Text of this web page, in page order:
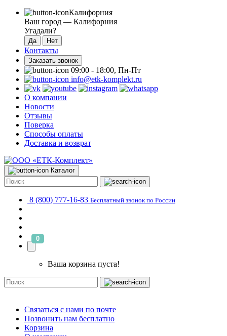
Калифорния
Ваш город — Калифорния
Угадали?
Контакты
Заказать звонок
09:00 - 18:00, Пн-Пт
info@etk-komplekt.ru
О компании
Новости
Отзывы
Поверка
Способы оплаты
Доставка и возврат
Каталог
8 (800) 777-16-83 Бесплатный звонок по России
0
Ваша корзина пуста!
Связаться с нами по почте
Позвонить нам бесплатно
Корзина